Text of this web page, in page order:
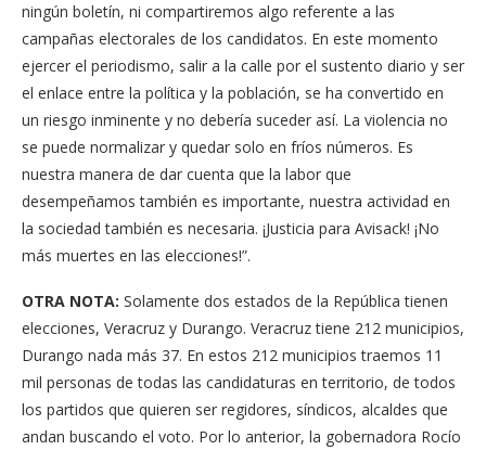
ningún boletín, ni compartiremos algo referente a las
campañas electorales de los candidatos. En este momento
ejercer el periodismo, salir a la calle por el sustento diario y ser
el enlace entre la política y la población, se ha convertido en
un riesgo inminente y no debería suceder así. La violencia no
se puede normalizar y quedar solo en fríos números. Es
nuestra manera de dar cuenta que la labor que
desempeñamos también es importante, nuestra actividad en
la sociedad también es necesaria. ¡Justicia para Avisack! ¡No
más muertes en las elecciones!”.
OTRA NOTA: Solamente dos estados de la República tienen
elecciones, Veracruz y Durango. Veracruz tiene 212 municipios,
Durango nada más 37. En estos 212 municipios traemos 11
mil personas de todas las candidaturas en territorio, de todos
los partidos que quieren ser regidores, síndicos, alcaldes que
andan buscando el voto. Por lo anterior, la gobernadora Rocío